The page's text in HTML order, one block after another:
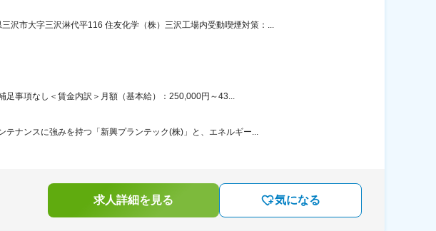
沢市大字三沢淋代平116 住友化学（株）三沢工場内受動喫煙対策：...
足事項なし＜賃金内訳＞月額（基本給）：250,000円～43...
ナンスに強みを持つ「新興プランテック(株)」と、エネルギー...
求人詳細を見る 気になる